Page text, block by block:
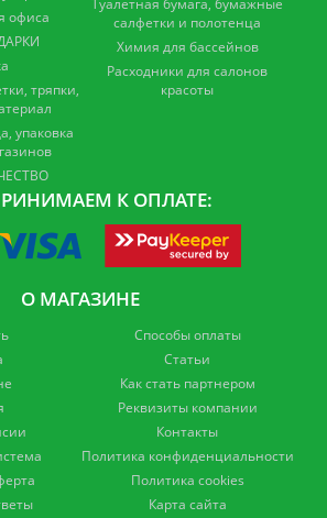
офиса
тряпки,
упаковка
Туалетная бумага, бумажные
салфетки и полотенца
Химия для бассейнов
Расходники для салонов
красоты
К ОПЛАТЕ:
О МАГАЗИНЕ
Способы оплаты
Статьи
Как стать партнером
Реквизиты компании
Контакты
Политика конфиденциальности
Политика cookies
Карта сайта